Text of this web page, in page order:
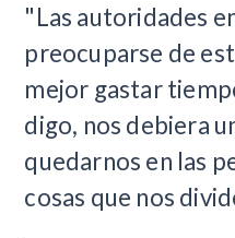
"Las autoridades
preocuparse de
mejor gastar
digo, nos debiera
quedarnos en las
cosas que nos